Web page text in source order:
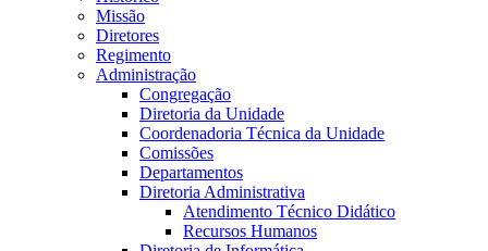
Missão
Diretores
Regimento
Administração
Congregação
Diretoria da Unidade
Coordenadoria Técnica da Unidade
Comissões
Departamentos
Diretoria Administrativa
Atendimento Técnico Didático
Recursos Humanos